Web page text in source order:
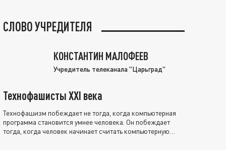
СЛОВО УЧРЕДИТЕЛЯ
КОНСТАНТИН МАЛОФЕЕВ
Учредитель телеканала "Царьград"
Технофашисты XXI века
Технофашизм побеждает не тогда, когда компьютерная
программа становится умнее человека. Он побеждает
тогда, когда человек начинает считать компьютерную